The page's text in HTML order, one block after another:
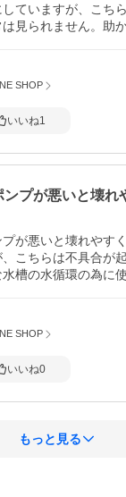
ていますが、こち
見られません。助
SHOP
いいね1
ンプが悪いと壊
が悪いと壊れやす
こちらは不具合が
槽の水循環の為に
SHOP
いいね0
もっと見る